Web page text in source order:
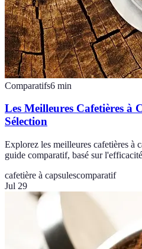
Comparatifs6 min
Les Meilleures Cafetières à
Sélection
Explorez les meilleures cafetières à
guide comparatif, basé sur
cafetière à capsulescomparatif
Jul 29